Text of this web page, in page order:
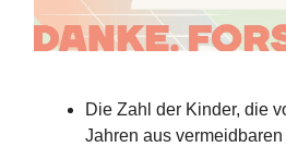
Die Zahl der Kinder, die
Jahren aus